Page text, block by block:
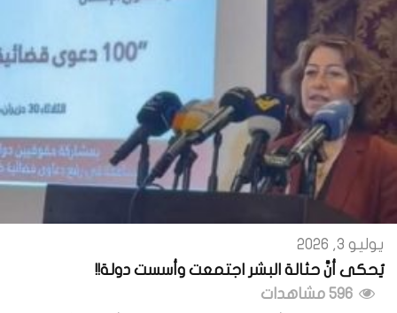
يوليو 3, 2026
يُحكى أنَّ حثالة البشر اجتمعت وأسست دولة!!